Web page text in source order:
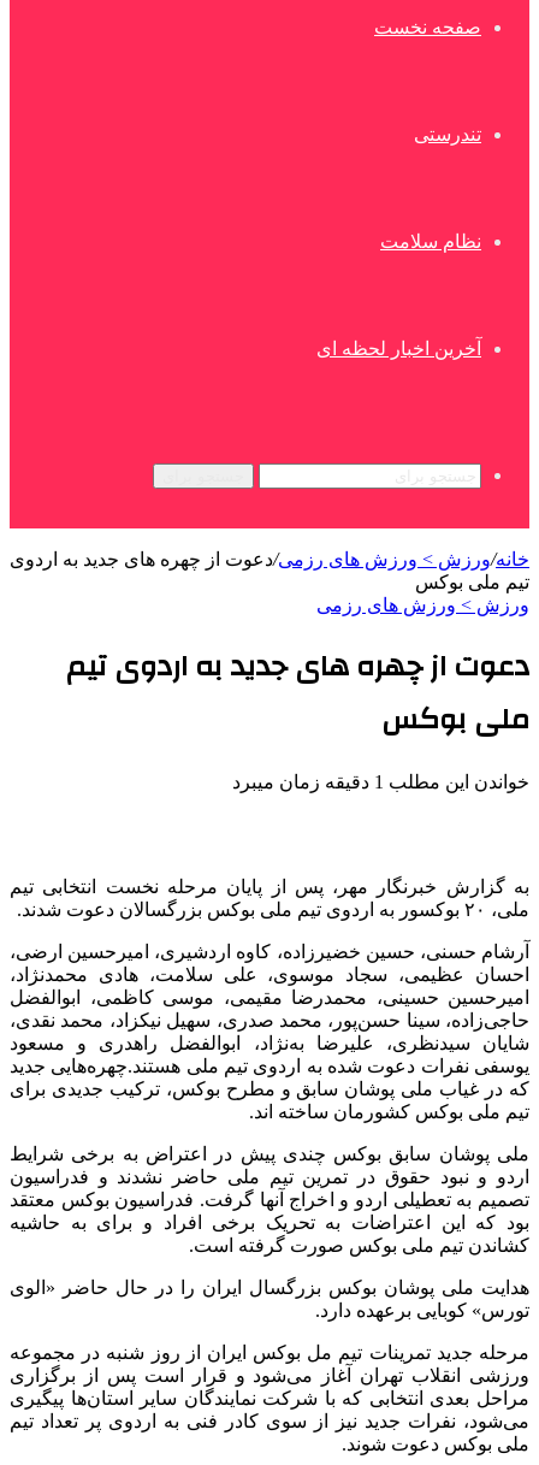
صفحه نخست
تندرستی
نظام سلامت
آخرین اخبار لحظه ای
خانه/ورزش > ورزش های رزمی/دعوت از چهره های جدید به اردوی
تیم ملی بوکس
ورزش > ورزش های رزمی
دعوت از چهره های جدید به اردوی تیم
ملی بوکس
خواندن این مطلب 1 دقیقه زمان میبرد
به گزارش خبرنگار مهر، پس از پایان مرحله نخست انتخابی تیم
ملی، ۲۰ بوکسور به اردوی تیم ملی بوکس بزرگسالان دعوت شدند.
آرشام حسنی، حسین خضیرزاده، کاوه اردشیری، امیرحسین ارضی،
احسان عظیمی، سجاد موسوی، علی سلامت، هادی محمدنژاد،
امیرحسین حسینی، محمدرضا مقیمی، موسی کاظمی، ابوالفضل
حاجی‌زاده، سینا حسن‌پور، محمد صدری، سهیل نیکزاد، محمد نقدی،
شایان سیدنظری، علیرضا به‌نژاد، ابوالفضل راهدری و مسعود
یوسفی نفرات دعوت شده به اردوی تیم ملی هستند.چهره‌هایی جدید
که در غیاب ملی پوشان سابق و مطرح بوکس، ترکیب جدیدی برای
تیم ملی بوکس کشورمان ساخته اند.
ملی پوشان سابق بوکس چندی پیش در اعتراض به برخی شرایط
اردو و نبود حقوق در تمرین تیم ملی حاضر نشدند و فدراسیون
تصمیم به تعطیلی اردو و اخراج آنها گرفت. فدراسیون بوکس معتقد
بود که این اعتراضات به تحریک برخی افراد و برای به حاشیه
کشاندن تیم ملی بوکس صورت گرفته است.
هدایت ملی پوشان بوکس بزرگسال ایران را در حال حاضر «الوی
تورس» کوبایی برعهده دارد.
مرحله جدید تمرینات تیم مل بوکس ایران از روز شنبه در مجموعه
ورزشی انقلاب تهران آغاز می‌شود و قرار است پس از برگزاری
مراحل بعدی انتخابی که با شرکت نمایندگان سایر استان‌ها پیگیری
می‌شود، نفرات جدید نیز از سوی کادر فنی به اردوی پر تعداد تیم
ملی بوکس دعوت شوند.